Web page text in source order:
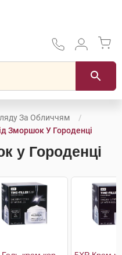
За Обличчям
Зморшок У Городенці
у Городенці